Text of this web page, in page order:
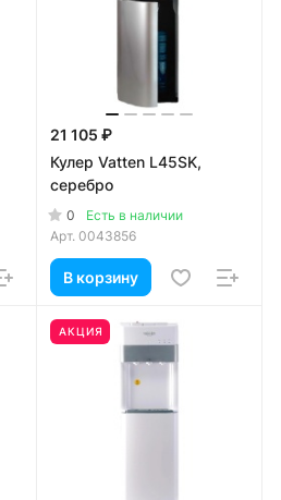
21 105 ₽
Кулер Vatten L45SK,
серебро
0
Есть в наличии
Арт. 0043856
В корзину
АКЦИЯ